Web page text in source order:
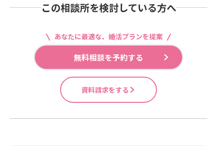
この相談所を検討している方へ
あなたに最適な、婚活プランを提案
無料相談を予約する
資料請求をする